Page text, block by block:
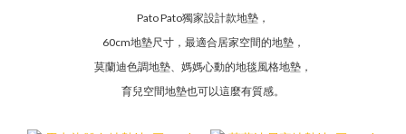
Pato Pato獨家設計款地墊，
60cm地墊尺寸，最適合居家空間的地墊，
莫蘭迪色調地墊、媽媽心動的地毯風格地墊，
育兒空間地墊也可以這麼有質感。